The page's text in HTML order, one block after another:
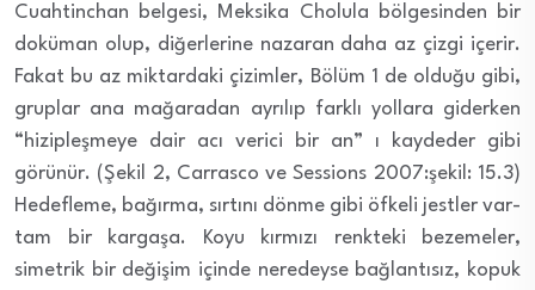
Cuahtinchan belgesi, Meksika Cholula bölgesinden bir
doküman olup, diğerlerine nazaran daha az çizgi içerir.
Fakat bu az miktardaki çizimler, Bölüm 1 de olduğu gibi,
gruplar ana mağaradan ayrılıp farklı yollara giderken
“hizipleşmeye dair acı verici bir an” ı kaydeder gibi
görünür. (Şekil 2, Carrasco ve Sessions 2007:şekil: 15.3)
Hedefleme, bağırma, sırtını dönme gibi öfkeli jestler var-
tam bir kargaşa. Koyu kırmızı renkteki bezemeler,
simetrik bir değişim içinde neredeyse bağlantısız, kopuk